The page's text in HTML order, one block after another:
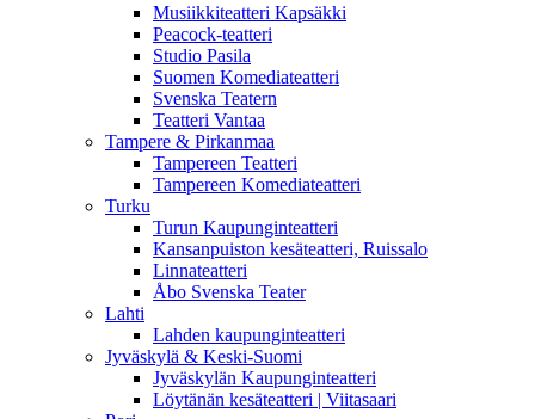
Musiikkiteatteri Kapsäkki
Peacock-teatteri
Studio Pasila
Suomen Komediateatteri
Svenska Teatern
Teatteri Vantaa
Tampere & Pirkanmaa
Tampereen Teatteri
Tampereen Komediateatteri
Turku
Turun Kaupunginteatteri
Kansanpuiston kesäteatteri, Ruissalo
Linnateatteri
Åbo Svenska Teater
Lahti
Lahden kaupunginteatteri
Jyväskylä & Keski-Suomi
Jyväskylän Kaupunginteatteri
Löytänän kesäteatteri | Viitasaari